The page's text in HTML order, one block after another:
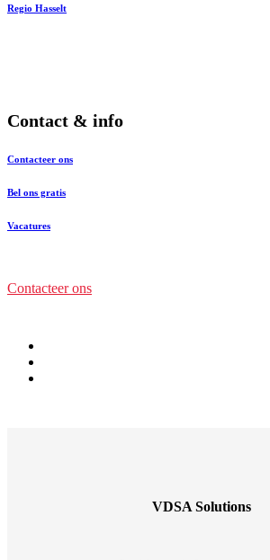
Regio Hasselt
Contact & info
Contacteer ons
Bel ons gratis
Vacatures
Contacteer ons
VDSA Solutions